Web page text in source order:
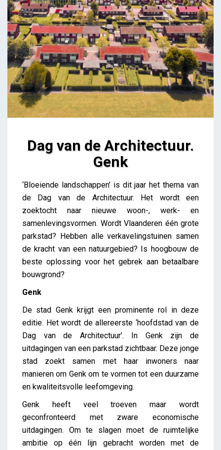
Dag van de Architectuur.
Genk
Dag van de Architectuur. Genk
‘Bloeiende landschappen’ is dit jaar het thema van
de Dag van de Architectuur. Het wordt een
zoektocht naar nieuwe woon-, werk- en
samenlevingsvormen. Wordt Vlaanderen één grote
parkstad? Hebben alle verkavelingstuinen samen
de kracht van een natuurgebied? Is hoogbouw de
beste oplossing voor het gebrek aan betaalbare
bouwgrond?
Genk
De stad Genk krijgt een prominente rol in deze
editie. Het wordt de allereerste ‘hoofdstad van de
Dag van de Architectuur’. In Genk zijn de
uitdagingen van een parkstad zichtbaar. Deze jonge
stad zoekt samen met haar inwoners naar
manieren om Genk om te vormen tot een duurzame
en kwaliteitsvolle leefomgeving.
Genk heeft veel troeven maar wordt
geconfronteerd met zware economische
uitdagingen. Om te slagen moet de ruimtelijke
ambitie op één lijn gebracht worden met de